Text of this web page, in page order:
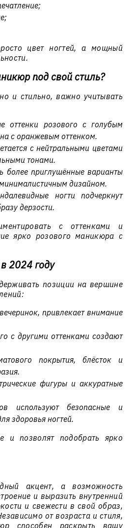
цвет ногтей, а мощный
под свой стиль?
и стильно, важно учитывать
оттенки розового с голубым
с оранжевым оттенком.
с нейтральными цветами
тонами.
приглушённые варианты
дизайном.
ногти подчеркнут
дерзости.
с оттенками и
ярко розового маникюра с
2024 году
позиции на вершине
привлекает внимание
с другими оттенками создают
покрытия, блёсток и
фигуры и аккуратные
используют безопасные и
здоровья ногтей.
и позволят подобрать ярко
акцент, а возможность
и выразить внутренний
и свежести в свой образ,
от возраста и стиля,
способен раскрыть вашу